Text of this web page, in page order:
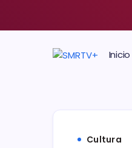
Inicio
Cultura